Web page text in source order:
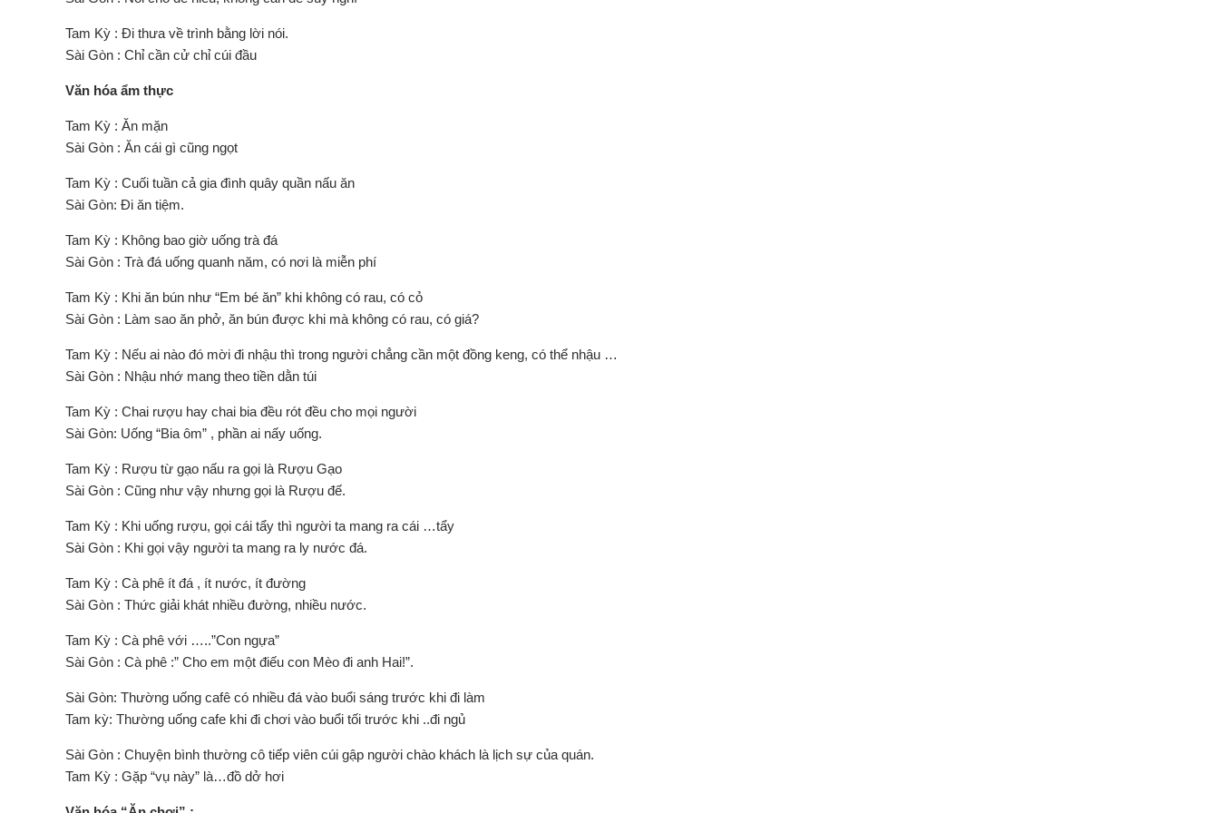
Tam Kỳ : Đi thưa về trình bằng lời nói.
Sài Gòn : Chỉ cần cử chỉ cúi đầu
Văn hóa ẩm thực
Tam Kỳ : Ăn mặn
Sài Gòn : Ăn cái gì cũng ngọt
Tam Kỳ : Cuối tuần cả gia đình quây quần nấu ăn
Sài Gòn: Đi ăn tiệm.
Tam Kỳ : Không bao giờ uống trà đá
Sài Gòn : Trà đá uống quanh năm, có nơi là miễn phí
Tam Kỳ : Khi ăn bún như “Em bé ăn” khi không có rau, có cỏ
Sài Gòn : Làm sao ăn phở, ăn bún được khi mà không có rau, có giá?
Tam Kỳ : Nếu ai nào đó mời đi nhậu thì trong người chẳng cần một đồng keng, có thể nhậu …
Sài Gòn : Nhậu nhớ mang theo tiền dằn túi
Tam Kỳ : Chai rượu hay chai bia đều rót đều cho mọi người
Sài Gòn: Uống “Bia ôm” , phần ai nấy uống.
Tam Kỳ : Rượu từ gạo nấu ra gọi là Rượu Gạo
Sài Gòn : Cũng như vậy nhưng gọi là Rượu đế.
Tam Kỳ : Khi uống rượu, gọi cái tẩy thì người ta mang ra cái …tẩy
Sài Gòn : Khi gọi vậy người ta mang ra ly nước đá.
Tam Kỳ : Cà phê ít đá , ít nước, ít đường
Sài Gòn : Thức giải khát nhiều đường, nhiều nước.
Tam Kỳ : Cà phê với …..”Con ngựa”
Sài Gòn : Cà phê :” Cho em một điếu con Mèo đi anh Hai!”.
Sài Gòn: Thường uống cafê có nhiều đá vào buổi sáng trước khi đi làm
Tam kỳ: Thường uống cafe khi đi chơi vào buổi tối trước khi ..đi ngủ
Sài Gòn : Chuyện bình thường cô tiếp viên cúi gập người chào khách là lịch sự của quán.
Tam Kỳ : Gặp “vụ này” là…đồ dở hơi